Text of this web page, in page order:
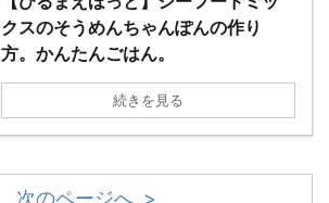
クスのそうめんちゃんぽんの作り
方。かんたんごはん。
続きを見る